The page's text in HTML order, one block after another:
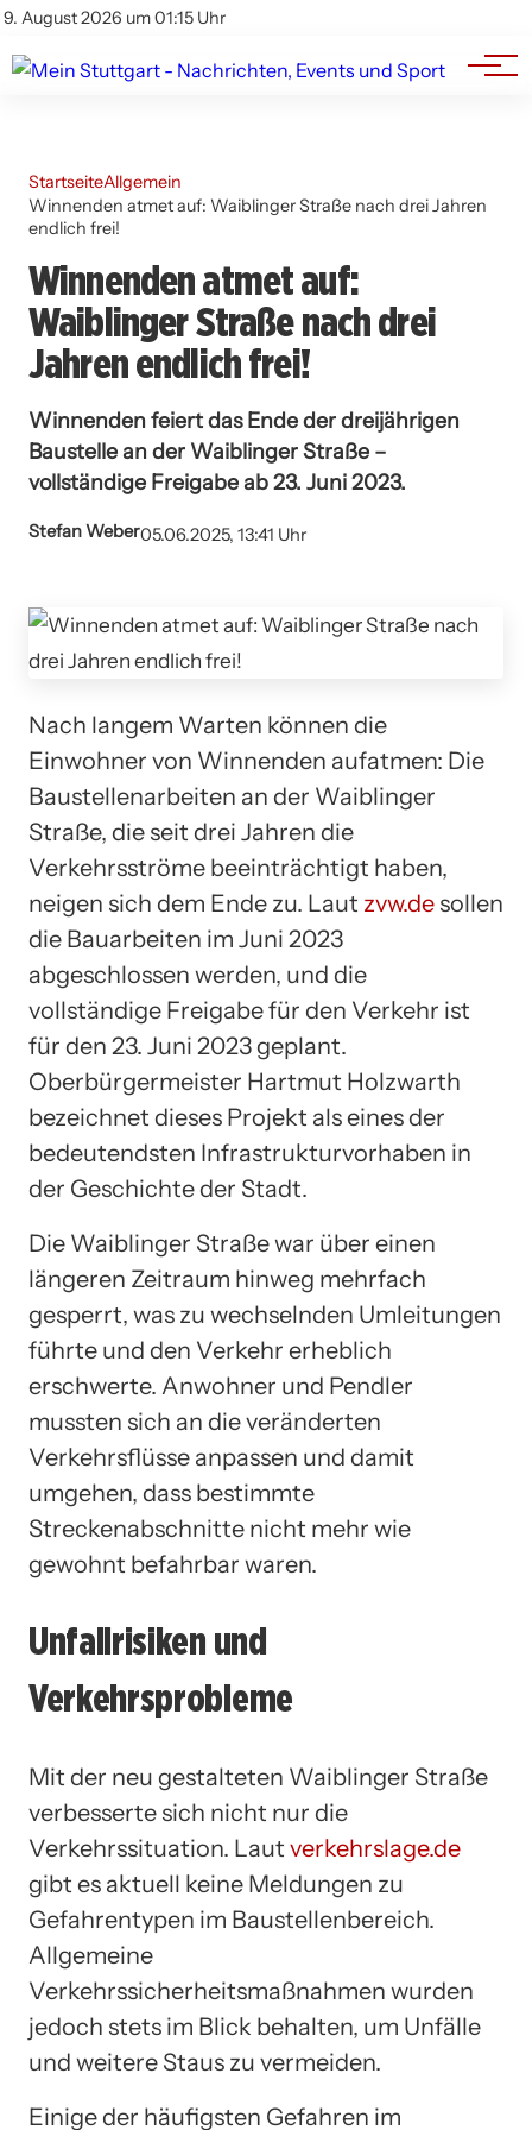
9. August 2026 um 01:15 Uhr
Impressum
Branchenbuch
Werbung
StartseiteAllgemein
Winnenden atmet auf: Waiblinger Straße nach drei Jahren
endlich frei!
Winnenden atmet auf:
Waiblinger Straße nach drei
Jahren endlich frei!
Winnenden feiert das Ende der dreijährigen
Baustelle an der Waiblinger Straße –
vollständige Freigabe ab 23. Juni 2023.
Stefan Weber05.06.2025, 13:41 Uhr
Nach langem Warten können die
Einwohner von Winnenden aufatmen: Die
Baustellenarbeiten an der Waiblinger
Straße, die seit drei Jahren die
Verkehrsströme beeinträchtigt haben,
neigen sich dem Ende zu. Laut zvw.de sollen
die Bauarbeiten im Juni 2023
abgeschlossen werden, und die
vollständige Freigabe für den Verkehr ist
für den 23. Juni 2023 geplant.
Oberbürgermeister Hartmut Holzwarth
bezeichnet dieses Projekt als eines der
bedeutendsten Infrastrukturvorhaben in
der Geschichte der Stadt.
Die Waiblinger Straße war über einen
längeren Zeitraum hinweg mehrfach
gesperrt, was zu wechselnden Umleitungen
führte und den Verkehr erheblich
erschwerte. Anwohner und Pendler
mussten sich an die veränderten
Verkehrsflüsse anpassen und damit
umgehen, dass bestimmte
Streckenabschnitte nicht mehr wie
gewohnt befahrbar waren.
Unfallrisiken und
Verkehrsprobleme
Mit der neu gestalteten Waiblinger Straße
verbesserte sich nicht nur die
Verkehrssituation. Laut verkehrslage.de
gibt es aktuell keine Meldungen zu
Gefahrentypen im Baustellenbereich.
Allgemeine
Verkehrssicherheitsmaßnahmen wurden
jedoch stets im Blick behalten, um Unfälle
und weitere Staus zu vermeiden.
Einige der häufigsten Gefahren im